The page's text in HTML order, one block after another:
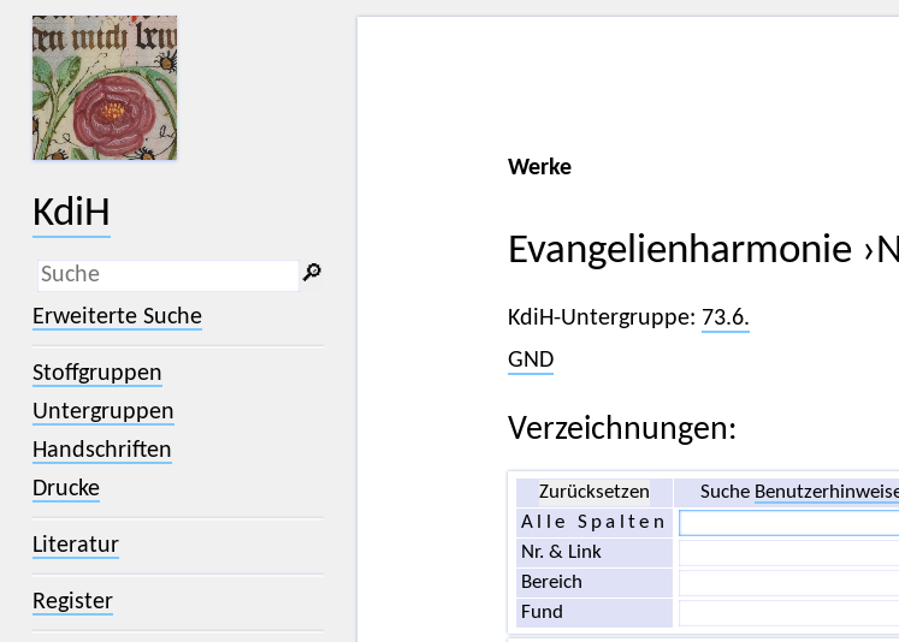
KdiH
_
(der Unterstrich) ist Platzhalter für
genau ein Zeichen.
% (das Prozentzeichen) ist Platzhalter
für kein, ein oder mehr als ein
🔎︎
Erweiterte Suche
Stoffgruppen
Untergruppen
Handschriften
Drucke
Literatur
Register
Werke
Evangelienharmonie
KdiH-Untergruppe: 73.6.
GND
Verzeichnungen:
Zurücksetzen Suche
Alle Spalten
Nr. & Link
Bereich
Fund